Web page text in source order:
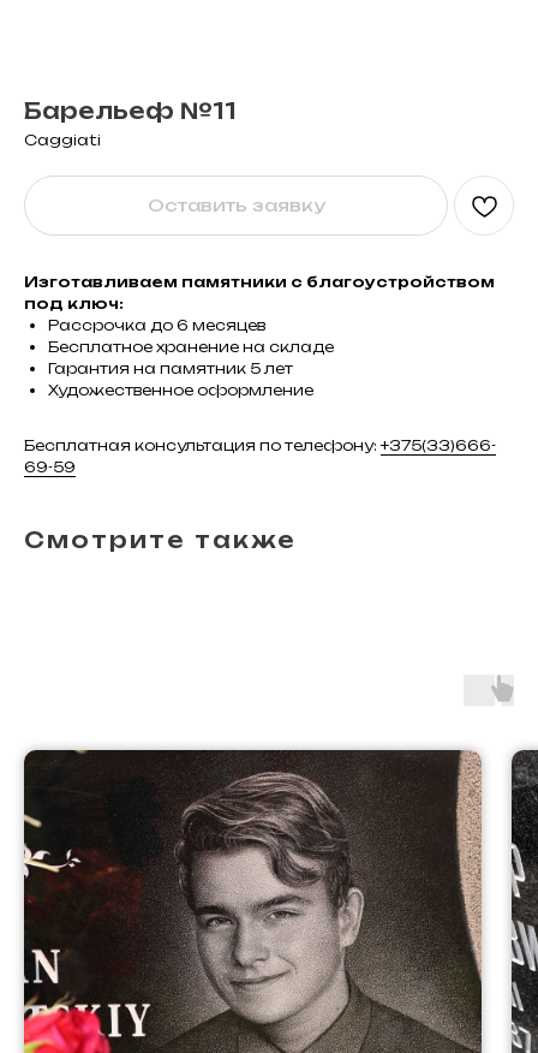
Барельеф №11
Caggiati
Оставить заявку
Изготавливаем памятники с благоустройством
под ключ:
Рассрочка до 6 месяцев
Бесплатное хранение на складе
Гарантия на памятник 5 лет
Художественное оформление
Бесплатная консультация по телефону: +375(33)666-
69-59
Смотрите также